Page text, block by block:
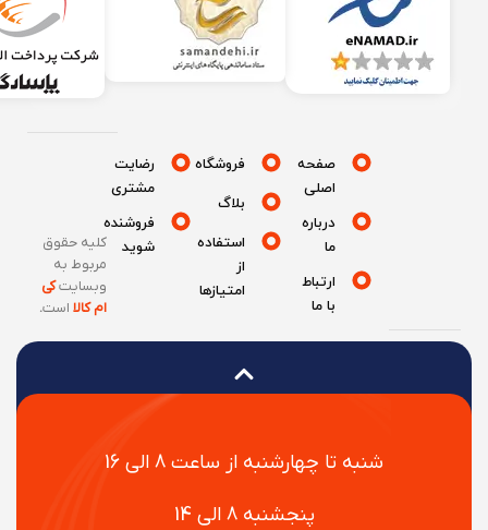
شنبه تا چهارشنبه از ساعت 8 الی 16
پنجشنبه 8 الی 14
صفحه
درباره
ارتباط
فروشگاه
بلاگ
استفاده
امتیازها
رضایت
مشتری
فروشنده
شوید
کلیه حقوق
مربوط به
وبسایتکی
ام کالااست.